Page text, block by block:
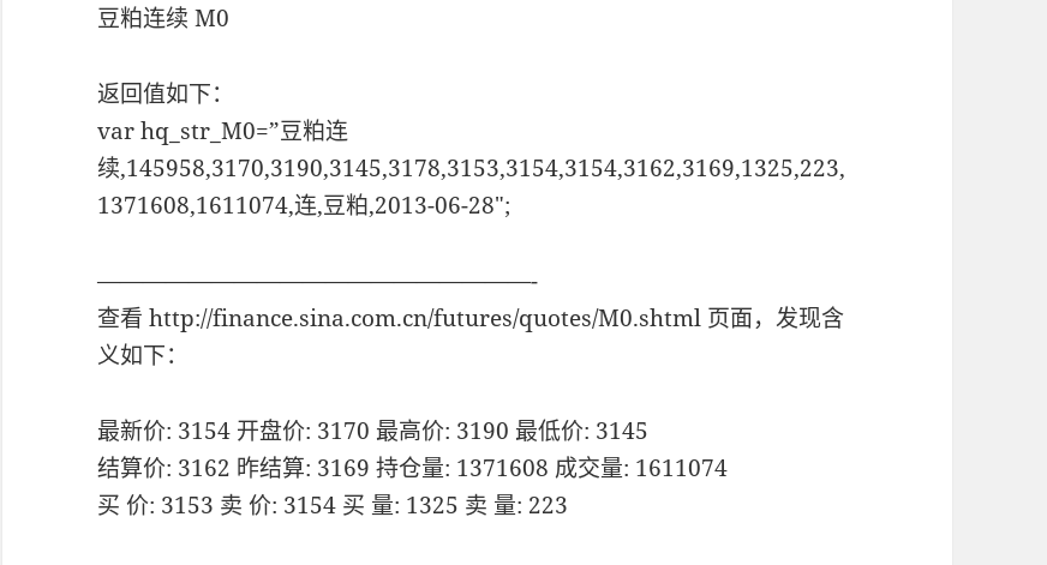
豆粕连续 M0
返回值如下：
var hq_str_M0=”豆粕连
续,145958,3170,3190,3145,3178,3153,3154,3154,3162,3169,1325,223,
1371608,1611074,连,豆粕,2013-06-28″;
———————————————————-
查看 http://finance.sina.com.cn/futures/quotes/M0.shtml 页面，发现含
义如下：
最新价: 3154 开盘价: 3170 最高价: 3190 最低价: 3145
结算价: 3162 昨结算: 3169 持仓量: 1371608 成交量: 1611074
买 价: 3153 卖 价: 3154 买 量: 1325 卖 量: 223